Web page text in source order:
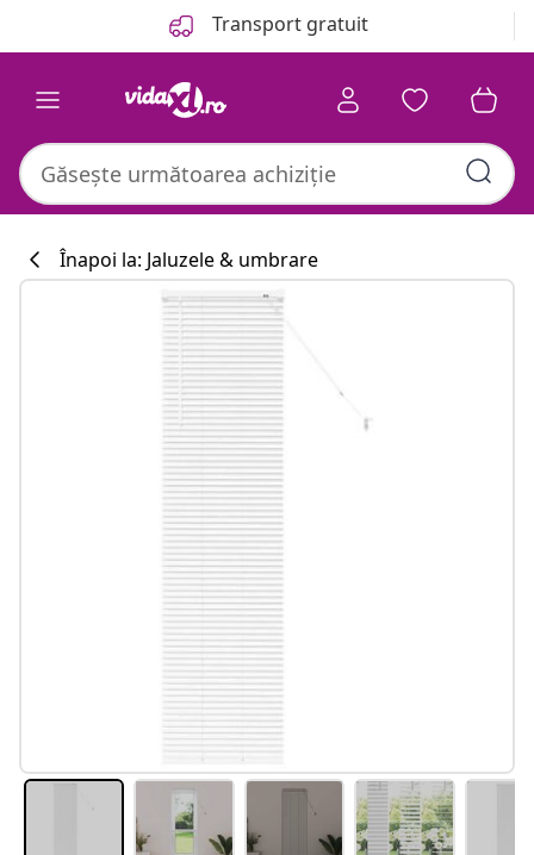
Transport gratuit
Înapoi la: Jaluzele & umbrare